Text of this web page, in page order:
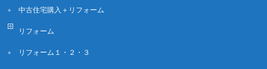
中古住宅購入＋リフォーム
リフォーム
リフォーム１・２・３